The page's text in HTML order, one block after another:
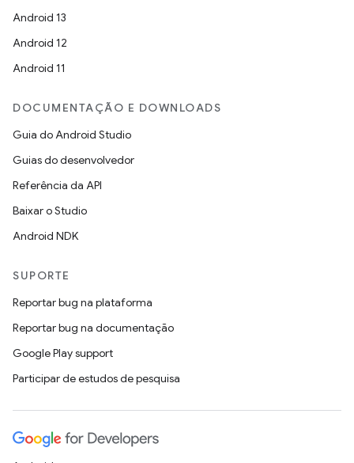
Android 13
Android 12
Android 11
DOCUMENTAÇÃO E DOWNLOADS
Guia do Android Studio
Guias do desenvolvedor
Referência da API
Baixar o Studio
Android NDK
SUPORTE
Reportar bug na plataforma
Reportar bug na documentação
Google Play support
Participar de estudos de pesquisa